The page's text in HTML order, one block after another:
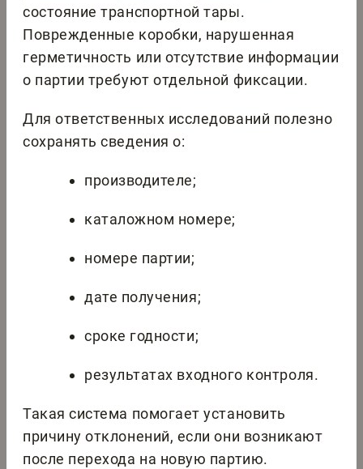
состояние транспортной тары.
Поврежденные коробки, нарушенная
герметичность или отсутствие информации
о партии требуют отдельной фиксации.
Для ответственных исследований полезно
сохранять сведения о:
производителе;
каталожном номере;
номере партии;
дате получения;
сроке годности;
результатах входного контроля.
Такая система помогает установить
причину отклонений, если они возникают
после перехода на новую партию.